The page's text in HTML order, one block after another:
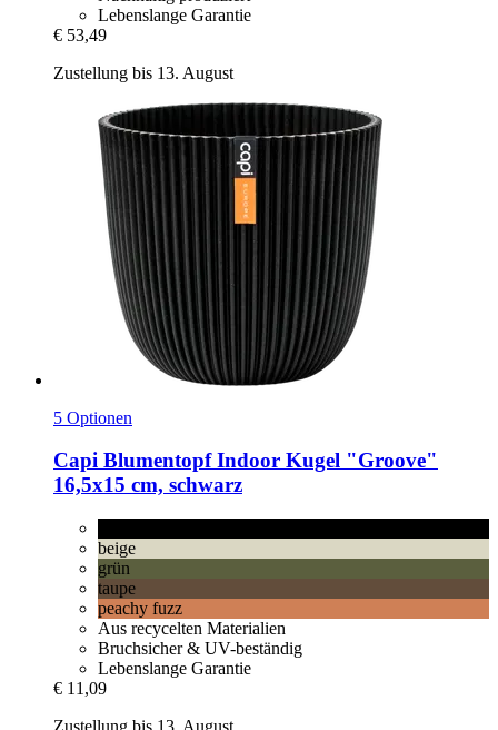
Lebenslange Garantie
€ 53,49
Zustellung bis 13. August
5 Optionen
Capi Blumentopf Indoor Kugel "Groove"
16,5x15 cm, schwarz
beige
grün
taupe
peachy fuzz
Aus recycelten Materialien
Bruchsicher & UV-beständig
Lebenslange Garantie
€ 11,09